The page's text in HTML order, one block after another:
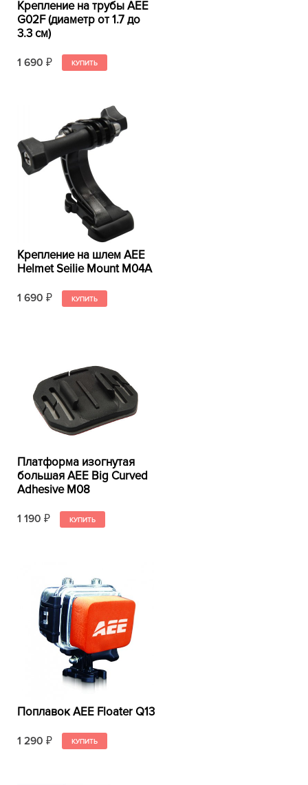
Крепление на трубы AEE
G02F (диаметр от 1.7 до
3.3 см)
1 690 ₽
Крепление на шлем AEE
Helmet Seilie Mount M04А
1 690 ₽
Платформа изогнутая
большая AEE Big Curved
Adhesive М08
1 190 ₽
Поплавок AEE Floater Q13
1 290 ₽